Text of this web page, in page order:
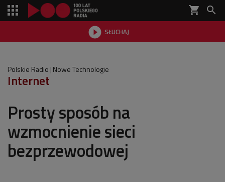
shopping_cart 
 SŁUCHAJ

Polskie Radio Nowe Technologie
Internet
Prosty sposób na
wzmocnienie sieci
bezprzewodowej